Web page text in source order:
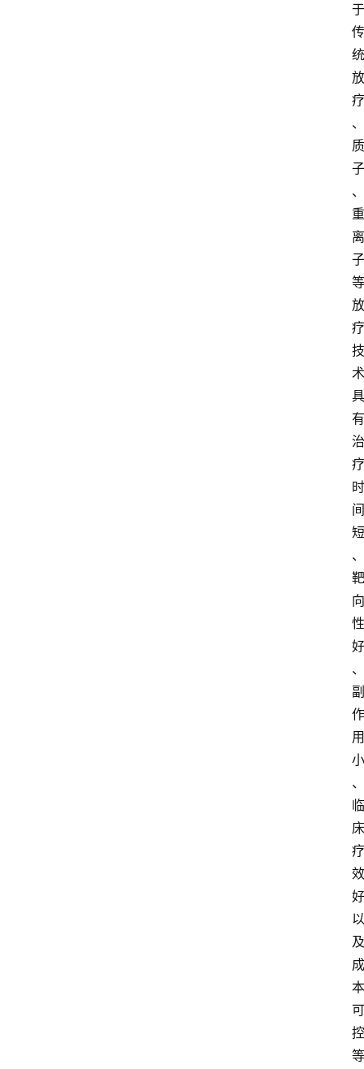
于
传
统
放
疗
、
质
子
、
重
离
子
等
放
疗
技
术
具
有
治
疗
时
间
短
、
靶
向
性
好
、
副
作
用
小
、
临
床
疗
效
好
以
及
成
本
可
控
等